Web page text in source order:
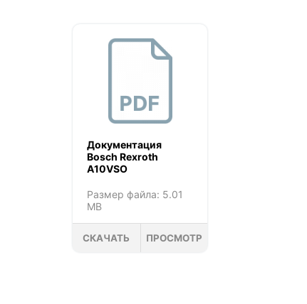
Документация
Bosch Rexroth
A10VSO
Размер файла: 5.01
MB
СКАЧАТЬ ПРОСМОТР